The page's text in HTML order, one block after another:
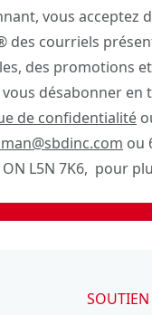
vous acceptez
des courriels
des promotions
désabonner en
de confidentialité
ou
L5N 7K6, pour
SOUTIEN